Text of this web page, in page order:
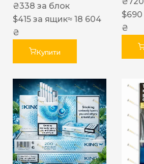
₴338 за блок
$415 за ящик≈ 18 604
₴
Купити
$690
₴